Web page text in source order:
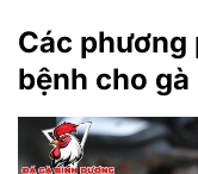
Các phương
bệnh cho